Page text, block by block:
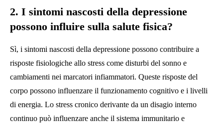
2. I sintomi nascosti della depressione
possono influire sulla salute fisica?
Sì, i sintomi nascosti della depressione possono contribuire a
risposte fisiologiche allo stress come disturbi del sonno e
cambiamenti nei marcatori infiammatori. Queste risposte del
corpo possono influenzare il funzionamento cognitivo e i livelli
di energia. Lo stress cronico derivante da un disagio interno
continuo può influenzare anche il sistema immunitario e